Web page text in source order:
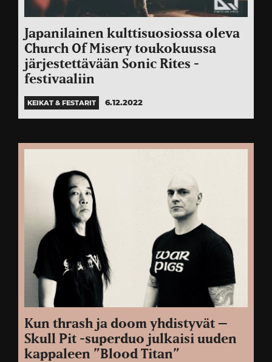
Japanilainen kulttisuosiossa oleva
Church Of Misery toukokuussa
järjestettävään Sonic Rites -
festivaaliin
KEIKAT & FESTARIT 6.12.2022
Kun thrash ja doom yhdistyvät –
Skull Pit -superduo julkaisi uuden
kappaleen ”Blood Titan”